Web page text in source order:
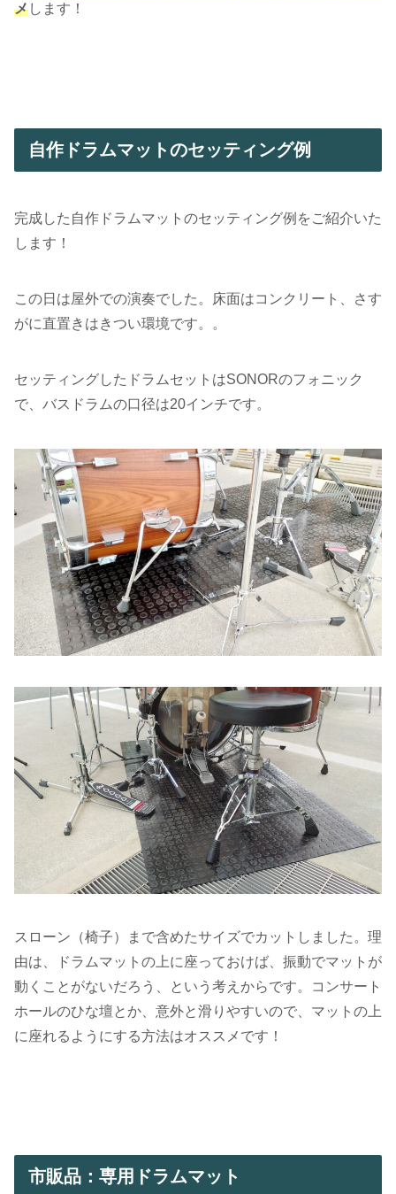
メします！
自作ドラムマットのセッティング例
完成した自作ドラムマットのセッティング例をご紹介いた
します！
この日は屋外での演奏でした。床面はコンクリート、さす
がに直置きはきつい環境です。。
セッティングしたドラムセットはSONORのフォニック
で、バスドラムの口径は20インチです。
スローン（椅子）まで含めたサイズでカットしました。理
由は、ドラムマットの上に座っておけば、振動でマットが
動くことがないだろう、という考えからです。コンサート
ホールのひな壇とか、意外と滑りやすいので、マットの上
に座れるようにする方法はオススメです！
市販品：専用ドラムマット